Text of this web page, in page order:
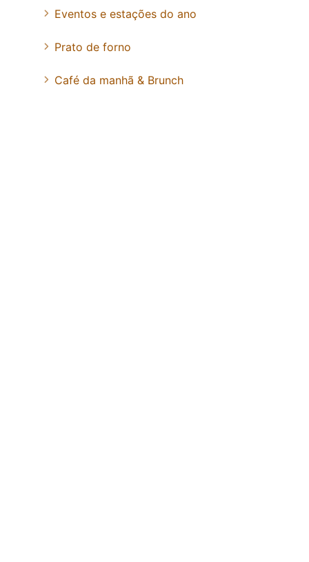
Eventos e estações do ano
Prato de forno
Café da manhã & Brunch